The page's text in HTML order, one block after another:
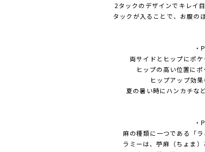
2タックのデザインでキレイ
タックが入ることで、お腹の
・
両サイドとヒップにポケ
ヒップの高い位置に
ヒップアップ効果
夏の暑い時にハンカチな
・
麻の種類に一つである「ラ
ラミーは、苧麻（ちょま）